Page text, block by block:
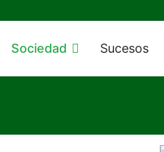
Sociedad Sucesos